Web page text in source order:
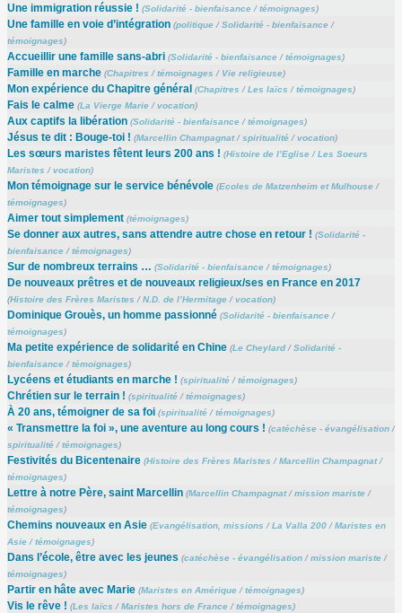
Une immigration réussie ! (Solidarité - bienfaisance/témoignages)
Une famille en voie d’intégration (politique/Solidarité - bienfaisance/
témoignages)
Accueillir une famille sans-abri (Solidarité - bienfaisance/témoignages)
Famille en marche (Chapitres /témoignages / Vie religieuse)
Mon expérience du Chapitre général (Chapitres /Les laïcs /témoignages)
Fais le calme (La Vierge Marie/vocation)
Aux captifs la libération (Solidarité - bienfaisance/témoignages)
Jésus te dit : Bouge-toi ! (Marcellin Champagnat/ spiritualité/vocation)
Les sœurs maristes fêtent leurs 200 ans ! (Histoire de l’Eglise/Les Soeurs
Maristes /vocation)
Mon témoignage sur le service bénévole (Ecoles de Matzenheim et Mulhouse/
témoignages)
Aimer tout simplement (témoignages)
Se donner aux autres, sans attendre autre chose en retour ! (Solidarité -
bienfaisance/témoignages)
Sur de nombreux terrains … (Solidarité - bienfaisance/témoignages)
De nouveaux prêtres et de nouveaux religieux/ses en France en 2017
(Histoire des Frères Maristes /N.D. de l’Hermitage/vocation)
Dominique Grouès, un homme passionné (Solidarité - bienfaisance/
témoignages)
Ma petite expérience de solidarité en Chine (Le Cheylard/Solidarité -
bienfaisance/témoignages)
Lycéens et étudiants en marche ! (spiritualité/témoignages)
Chrétien sur le terrain ! (spiritualité/témoignages)
À 20 ans, témoigner de sa foi (spiritualité/témoignages)
« Transmettre la foi », une aventure au long cours ! (catéchèse - évangélisation/
spiritualité/témoignages)
Festivités du Bicentenaire (Histoire des Frères Maristes /Marcellin Champagnat/
témoignages)
Lettre à notre Père, saint Marcellin (Marcellin Champagnat/mission mariste/
témoignages)
Chemins nouveaux en Asie (Evangélisation, missions /La Valla 200/Maristes en
Asie/témoignages)
Dans l’école, être avec les jeunes (catéchèse - évangélisation/mission mariste/
témoignages)
Partir en hâte avec Marie (Maristes en Amérique/témoignages)
Vis le rêve ! (Les laïcs /Maristes hors de France/témoignages)